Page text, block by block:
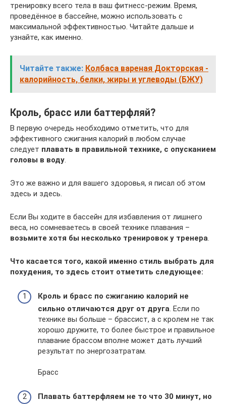
тренировку всего тела в ваш фитнесс-режим. Время,
проведённое в бассейне, можно использовать с
максимальной эффективностью. Читайте дальше и
узнайте, как именно.
Читайте также: Колбаса вареная Докторская -
калорийность, белки, жиры и углеводы (БЖУ)
Кроль, брасс или баттерфляй?
В первую очередь необходимо отметить, что для
эффективного сжигания калорий в любом случае
следует плавать в правильной технике, с опусканием
головы в воду
Это же важно и для вашего здоровья, я писал об этом
здесь и здесь.
Если Вы ходите в бассейн для избавления от лишнего
веса, но сомневаетесь в своей технике плавания –
возьмите хотя бы несколько тренировок у тренера
Что касается того, какой именно стиль выбрать для
похудения, то здесь стоит отметить следующее:
Кроль и брасс по сжиганию калорий не
сильно отличаются друг от друга. Если по
технике вы больше – брассист, а с кролем не так
хорошо дружите, то более быстрое и правильное
плавание брассом вполне может дать лучший
результат по энергозатратам.
Брасс
Плавать баттерфляем не то что 30 минут, но